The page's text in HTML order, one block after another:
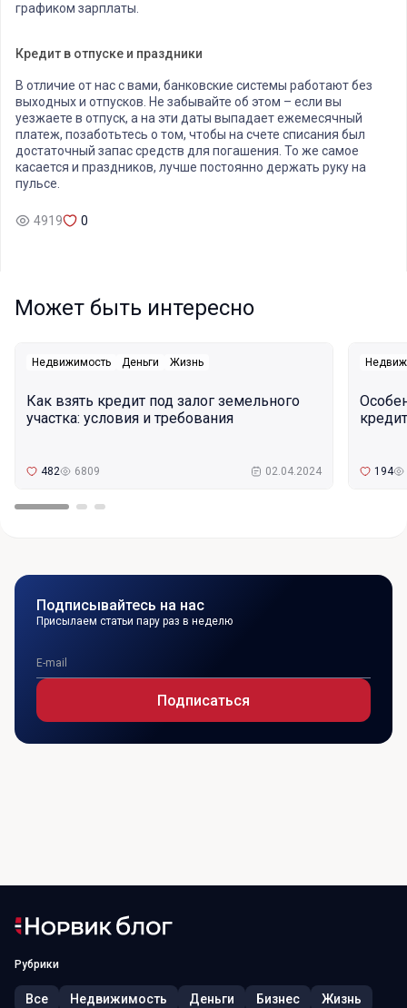
графиком зарплаты.
Кредит в отпуске и праздники
В отличие от нас с вами, банковские системы работают без
выходных и отпусков. Не забывайте об этом – если вы
уезжаете в отпуск, а на эти даты выпадает ежемесячный
платеж, позаботьтесь о том, чтобы на счете списания был
достаточный запас средств для погашения. То же самое
касается и праздников, лучше постоянно держать руку на
пульсе.
4919 0
Может быть интересно
Недвижимость Деньги Жизнь
Как взять кредит под залог земельного
участка: условия и требования
482 6809 02.04.2024 194
Подписывайтесь на нас
Присылаем статьи пару раз в неделю
Подписаться
Рубрики
Все Недвижимость Деньги Бизнес Жизнь